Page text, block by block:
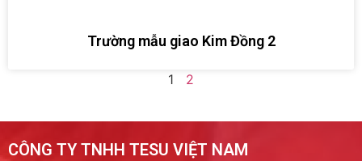
Trường mẫu giao Kim Đồng 2
1 2
CÔNG TY TNHH TESU VIỆT NAM